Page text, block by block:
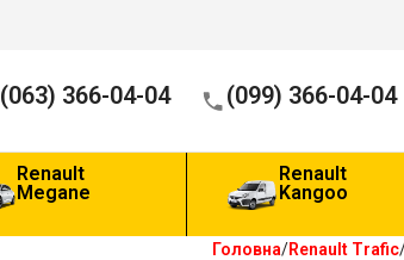
(063) 366-04-04 (099) 366-04-04
Renault
Megane
Renault
Kangoo
Головна Renault Trafic